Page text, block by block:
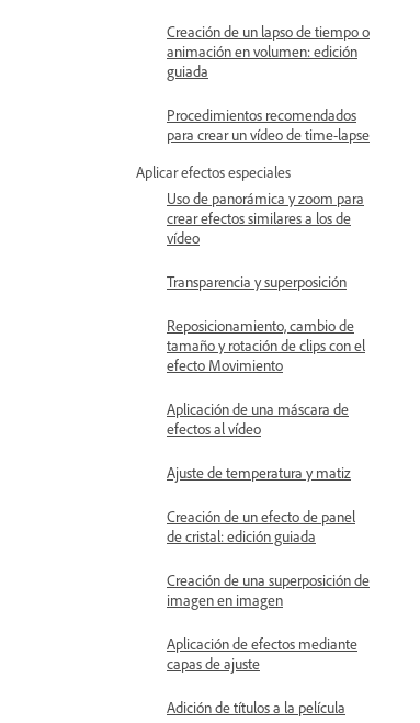
Creación de un lapso de tiempo o
animación en volumen: edición
guiada
Procedimientos recomendados
para crear un vídeo de time-lapse
Aplicar efectos especiales
Uso de panorámica y zoom para
crear efectos similares a los de
vídeo
Transparencia y superposición
Reposicionamiento, cambio de
tamaño y rotación de clips con el
efecto Movimiento
Aplicación de una máscara de
efectos al vídeo
Ajuste de temperatura y matiz
Creación de un efecto de panel
de cristal: edición guiada
Creación de una superposición de
imagen en imagen
Aplicación de efectos mediante
capas de ajuste
Adición de títulos a la película